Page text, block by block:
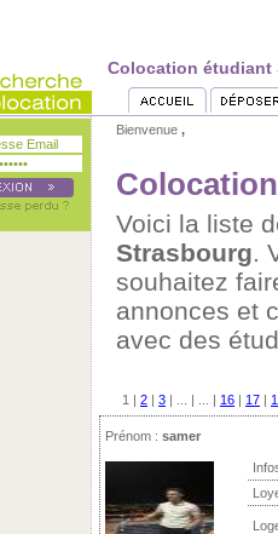
Colocation étudiant
Bienvenue ,
Voici la liste
Strasbourg.
souhaitez
annonces et
avec des
1 | 2 | 3 | ... | ... | 16 | 17 |
Prénom : samer